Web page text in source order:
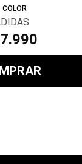
COLOR
.990